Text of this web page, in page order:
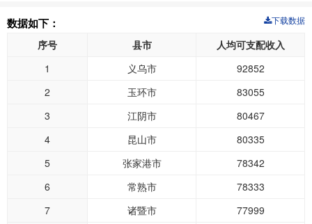
数据如下： 下载数据
序号 县市
人均可支配收入
1
义乌市
92852
2
玉环市
83055
3
江阴市
80467
4
昆山市
80335
5
张家港市
78342
6
常熟市
78333
7
诸暨市
77999